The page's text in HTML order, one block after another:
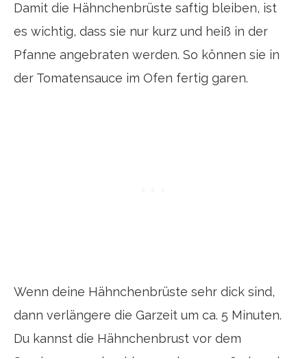
Damit die Hähnchenbrüste saftig bleiben, ist
es wichtig, dass sie nur kurz und heiß in der
Pfanne angebraten werden. So können sie in
der Tomatensauce im Ofen fertig garen.
Wenn deine Hähnchenbrüste sehr dick sind,
dann verlängere die Garzeit um ca. 5 Minuten.
Du kannst die Hähnchenbrust vor dem